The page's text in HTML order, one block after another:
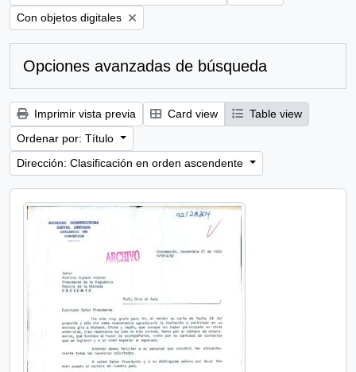
Remove filter:
Con objetos digitales
Opciones avanzadas de búsqueda
Imprimir vista previa Card view
Table view
Ordenar por: Título
Dirección: Clasificación en orden ascendente